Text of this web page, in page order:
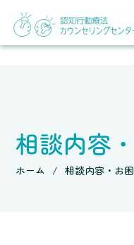
相談内容
ホーム 相談内容・お